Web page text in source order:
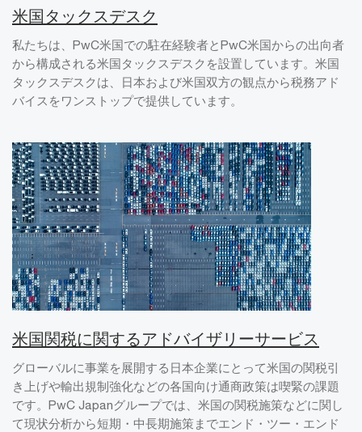
米国タックスデスク
私たちは、PwC米国での駐在経験者とPwC米国からの出向者
から構成される米国タックスデスクを設置しています。米国
タックスデスクは、日本および米国双方の観点から税務アド
バイスをワンストップで提供しています。
米国関税に関するアドバイザリーサービス
グローバルに事業を展開する日本企業にとって米国の関税引
き上げや輸出規制強化などの各国向け通商政策は喫緊の課題
です。PwC Japanグループでは、米国の関税施策などに関し
て現状分析から短期・中長期施策までエンド・ツー・エンド